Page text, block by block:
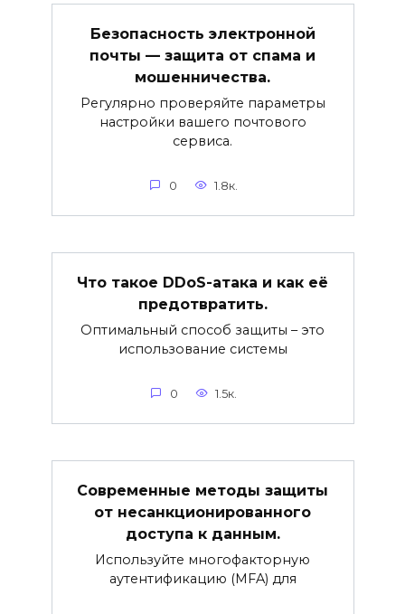
Безопасность электронной
почты — защита от спама и
мошенничества.
Регулярно проверяйте параметры
настройки вашего почтового
сервиса.
0 1.8к.
Что такое DDoS-атака и как её
предотвратить.
Оптимальный способ защиты – это
использование системы
0 1.5к.
Современные методы защиты
от несанкционированного
доступа к данным.
Используйте многофакторную
аутентификацию (MFA) для